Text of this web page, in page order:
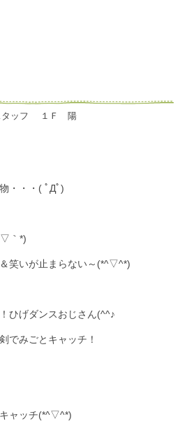
タッフ １Ｆ 陽
・・・( ﾟДﾟ)
｀*)
笑いが止まらない～(*^▽^*)
ひげダンスおじさん(^^♪
でみごとキャッチ！
ャッチ(*^▽^*)